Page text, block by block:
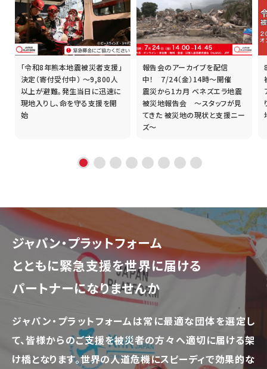
「令和8年熊本地震被災者支援」
決定（寄付受付中） ～9,800人
以上が避難。発生当日に迅速に
現地入りし、命を守る支援を開
始
報告会のアーカイブを配信
中！ 7/24（金）14時～開催
震災から1カ月 ベネズエラ地震
被災地報告会 ～スタッフが見
てきた 被災地の現状と支援ニー
ズ～
ジャパン・プラットフォーム
とともに緊急支援を世界に届ける
パートナーになりませんか
ジャパン・プラットフォームは常に最適な団体を選定し
て、皆様からのご支援を被災者の方々へ適切に届ける架
け橋となります。世界の人道危機にスピーディで効果的な